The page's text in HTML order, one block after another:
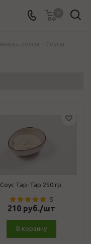
Соус Тар-Тар 250 гр.
5
210 руб./шт
В корзину